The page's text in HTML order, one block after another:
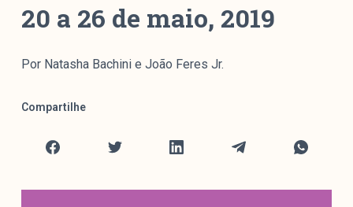
M Facebook
Livros
Arquivos
Política Externa Brasileira
20 a 26 de maio, 2019
Por Natasha Bachini e João Feres Jr.
Compartilhe